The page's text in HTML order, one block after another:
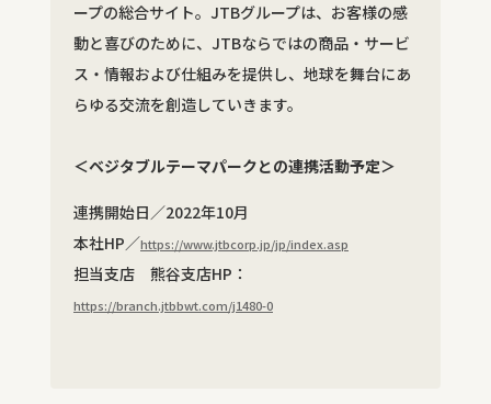
ープの総合サイト。JTBグループは、お客様の感
動と喜びのために、JTBならではの商品・サービ
ス・情報および仕組みを提供し、地球を舞台にあ
らゆる交流を創造していきます。
＜ベジタブルテーマパークとの連携活動予定＞
連携開始日／2022年10月
本社HP／https://www.jtbcorp.jp/jp/index.asp
担当支店 熊谷支店HP：
https://branch.jtbbwt.com/j1480-0